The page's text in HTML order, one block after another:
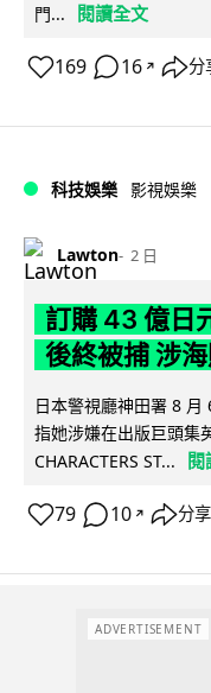
門...
閱讀全文
169 16 ↗ 分
科技娛樂 影視娛樂
Lawton 2 日
訂購 43 億日
後終被捕 涉
日本警視廳神田署 8 月
指她涉嫌在出版巨頭集
CHARACTERS ST...
79 10 ↗ 分享
ADVERTISEMENT